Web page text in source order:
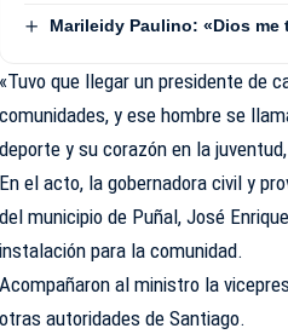
Marileidy Paulino: «Dios
«Tuvo que llegar un presidente de
comunidades, y ese hombre se
deporte y su corazón en la
En el acto, la gobernadora civil y
del municipio de Puñal, José
instalación para la comunidad.
Acompañaron al ministro la
otras autoridades de Santiago.